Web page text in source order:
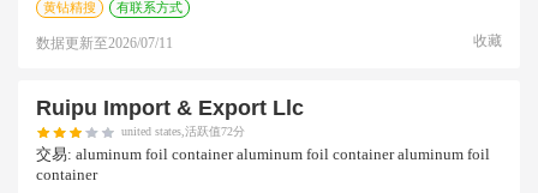
黄钻精搜 有联系方式
数据更新至2026/07/11 收藏
Ruipu Import & Export Llc
united states,活跃值72分
交易: aluminum foil container aluminum foil container aluminum foil
container